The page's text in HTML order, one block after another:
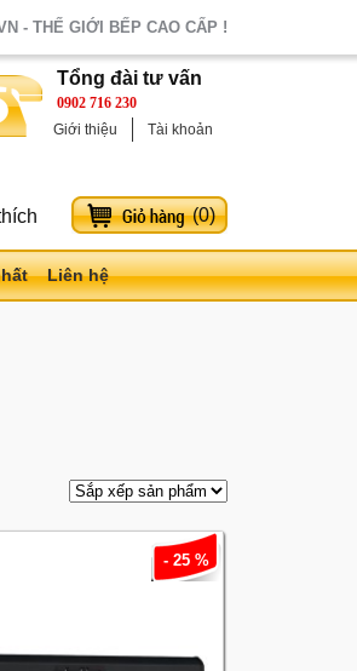
- THẾ GIỚI BẾP CAO CẤP !
Tổng đài tư vấn
0902 716 230
Giới thiệu
Tài khoản
(0)
Liên hệ
- 25 %